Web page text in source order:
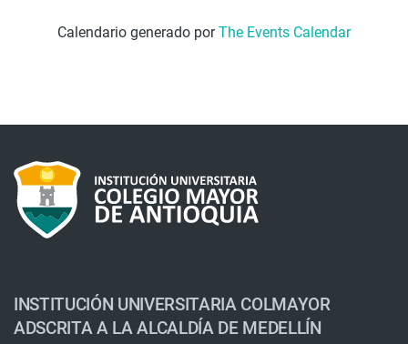
Calendario generado porThe Events Calendar
INSTITUCIÓN UNIVERSITARIA COLMAYOR
ADSCRITA A LA ALCALDÍA DE MEDELLÍN